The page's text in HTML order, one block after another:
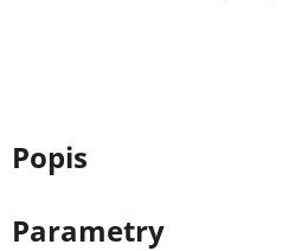
Popis
Parametry